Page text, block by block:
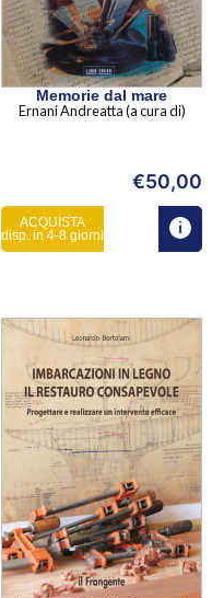
Memorie dal mare
Ernani Andreatta (a cura di)
€50,00
ACQUISTA
disp. in 4-8 giorni